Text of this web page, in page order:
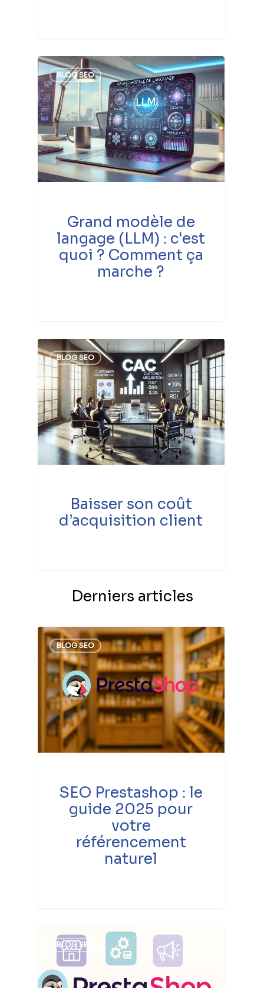
BLOG SEO
Grand modèle de
langage (LLM) : c'est
quoi ? Comment ça
marche ?
BLOG SEO
Baisser son coût
d’acquisition client
Derniers articles
BLOG SEO
SEO Prestashop : le
guide 2025 pour
votre
référencement
naturel
BLOG SEO